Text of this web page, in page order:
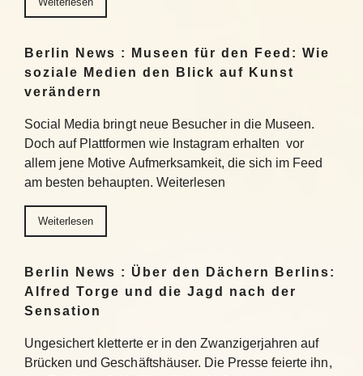
Berlin News : Museen für den Feed: Wie
soziale Medien den Blick auf Kunst
verändern
Social Media bringt neue Besucher in die Museen.
Doch auf Plattformen wie Instagram erhalten vor
allem jene Motive Aufmerksamkeit, die sich im Feed
am besten behaupten. Weiterlesen
Weiterlesen
Berlin News : Über den Dächern Berlins:
Alfred Torge und die Jagd nach der
Sensation
Ungesichert kletterte er in den Zwanzigerjahren auf
Brücken und Geschäftshäuser. Die Presse feierte ihn,